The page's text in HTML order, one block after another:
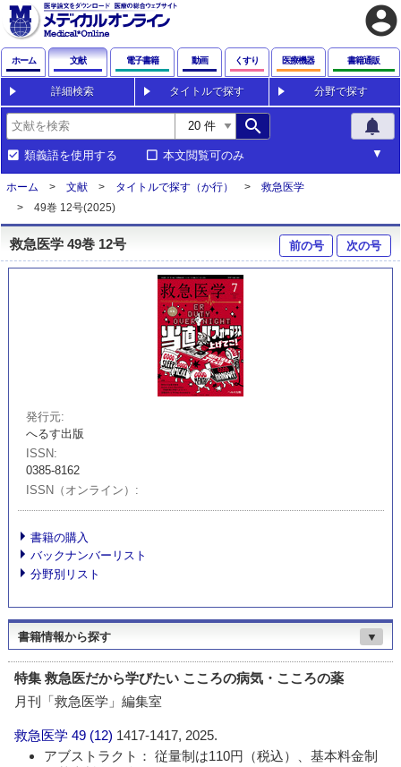
account_circle
ホーム 文献 電子書籍 動画 くすり 医療機器 書籍通販
詳細検索 タイトルで探す 分野で探す
search notifications
類義語を使用する 本文閲覧可のみ
ホーム 文献 タイトルで探す（か行）
救急医学
49巻 12号(2025)
救急医学 49巻 12号 前の号 次の号
発行元
へるす出版
ISSN
0385-8162
ISSN（オンライン）
書籍の購入
バックナンバーリスト
分野別リスト
書籍情報から探す ▼
特集 救急医だから学びたい こころの病気・こころの薬
月刊「救急医学」編集室
救急医学 49 (12) 1417-1417, 2025.
アブストラクト： 従量制は110円（税込）、基本料金制